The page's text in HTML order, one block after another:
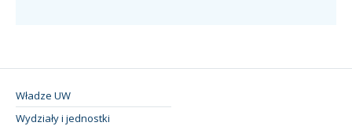
Władze UW
Wydziały i jednostki